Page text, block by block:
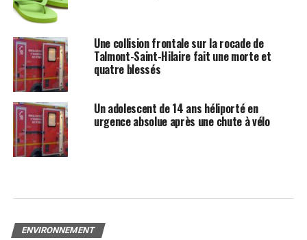
Une collision frontale sur la rocade de
Talmont-Saint-Hilaire fait une morte et
quatre blessés
Un adolescent de 14 ans héliporté en
urgence absolue après une chute à vélo
ENVIRONNEMENT